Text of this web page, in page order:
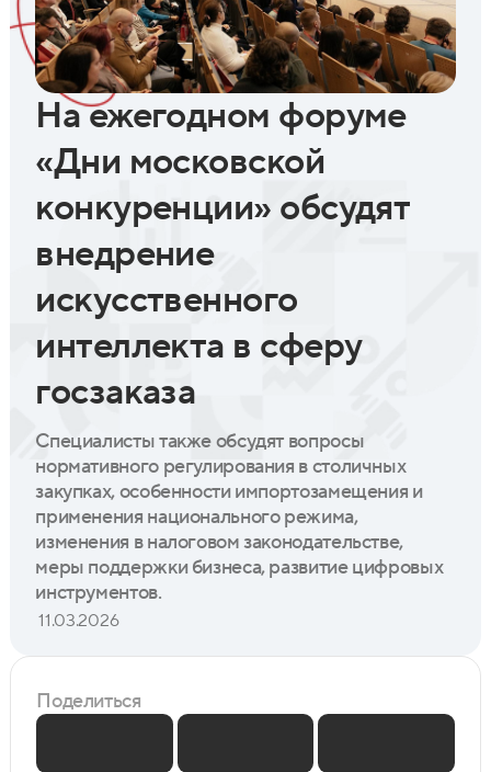
На ежегодном форуме
«Дни московской
конкуренции» обсудят
внедрение
искусственного
интеллекта в сферу
госзаказа
Специалисты также обсудят вопросы
нормативного регулирования в столичных
закупках, особенности импортозамещения и
применения национального режима,
изменения в налоговом законодательстве,
меры поддержки бизнеса, развитие цифровых
инструментов.
11.03.2026
Поделиться